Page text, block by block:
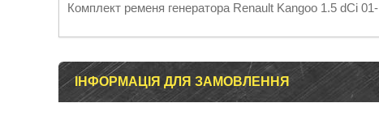
Комплект ременя генератора Renault Kangoo 1.5 dCi
ІНФОРМАЦІЯ ДЛЯ ЗАМОВЛЕННЯ